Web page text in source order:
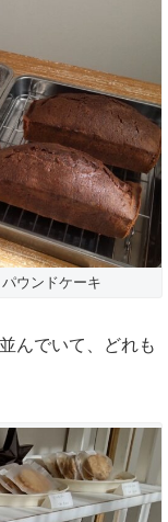
ウンドケーキ
んでいて、どれも